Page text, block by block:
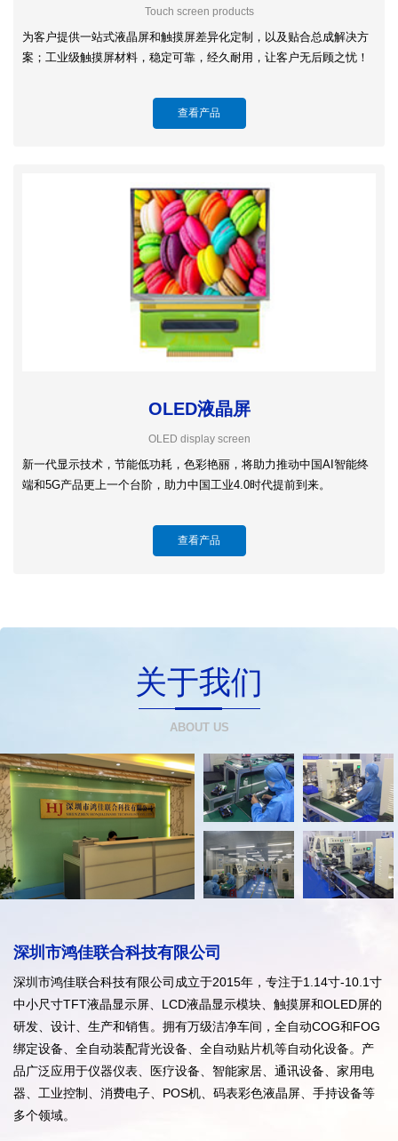
Touch screen products
为客户提供一站式液晶屏和触摸屏差异化定制，以及贴合总成解决方
案；工业级触摸屏材料，稳定可靠，经久耐用，让客户无后顾之忧！
查看产品
OLED液晶屏
OLED display screen
新一代显示技术，节能低功耗，色彩艳丽，将助力推动中国AI智能终
端和5G产品更上一个台阶，助力中国工业4.0时代提前到来。
查看产品
关于我们
ABOUT US
深圳市鸿佳联合科技有限公司
深圳市鸿佳联合科技有限公司成立于2015年，专注于1.14寸-10.1寸
中小尺寸TFT液晶显示屏、LCD液晶显示模块、触摸屏和OLED屏的
研发、设计、生产和销售。拥有万级洁净车间，全自动COG和FOG
绑定设备、全自动装配背光设备、全自动贴片机等自动化设备。产
品广泛应用于仪器仪表、医疗设备、智能家居、通讯设备、家用电
器、工业控制、消费电子、POS机、码表彩色液晶屏、手持设备等
多个领域。